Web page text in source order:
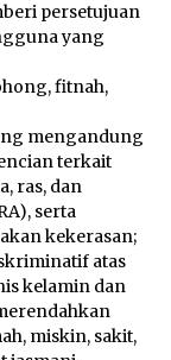
persetujuan
yang
fitnah,
mengandung
terkait
ras, dan
serta
kekerasan;
atas
kelamin dan
miskin, sakit,